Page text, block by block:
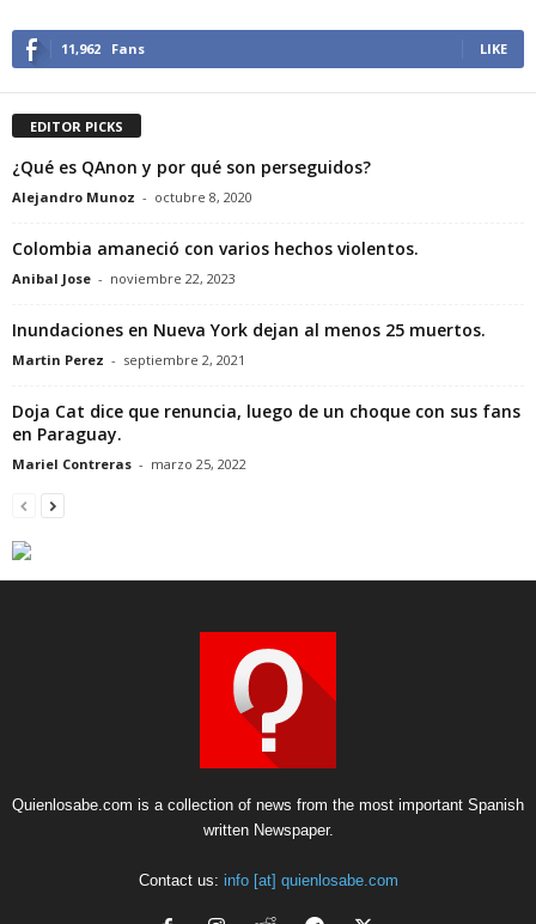
11,962 Fans LIKE
EDITOR PICKS
¿Qué es QAnon y por qué son perseguidos?
Alejandro Munoz - octubre 8, 2020
Colombia amaneció con varios hechos violentos.
Anibal Jose - noviembre 22, 2023
Inundaciones en Nueva York dejan al menos 25 muertos.
Martin Perez - septiembre 2, 2021
Doja Cat dice que renuncia, luego de un choque con sus fans
en Paraguay.
Mariel Contreras - marzo 25, 2022
Quienlosabe.com is a collection of news from the most important Spanish
written Newspaper.
Contact us: info [at] quienlosabe.com